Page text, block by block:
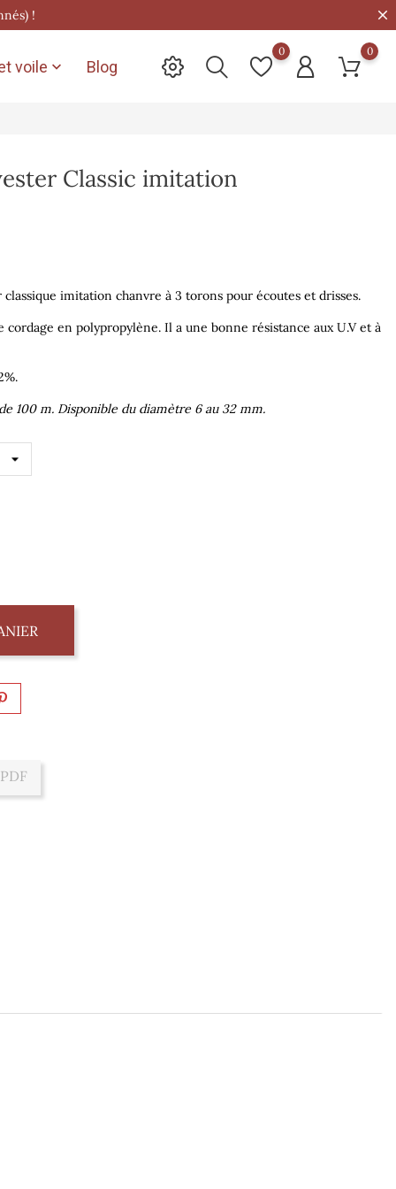
!
voile  Blog
0 0
Classic imitation
imitation chanvre à 3 torons pour écoutes et drisses.
en polypropylène. Il a une bonne résistance aux U.V et à
100 m. Disponible du diamètre 6 au 32 mm.